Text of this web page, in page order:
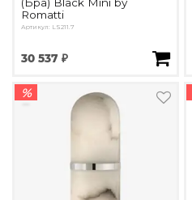
Romatti
Артикул: LS211.7
30 537 ₽
%